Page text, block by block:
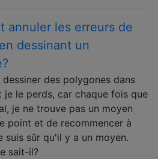
annuler les erreurs de
dessinant un
dessiner des polygones dans
je le perds, car chaque fois que
je ne trouve pas un moyen
point et de recommencer à
suis sûr qu'il y a un moyen.
sait-il?